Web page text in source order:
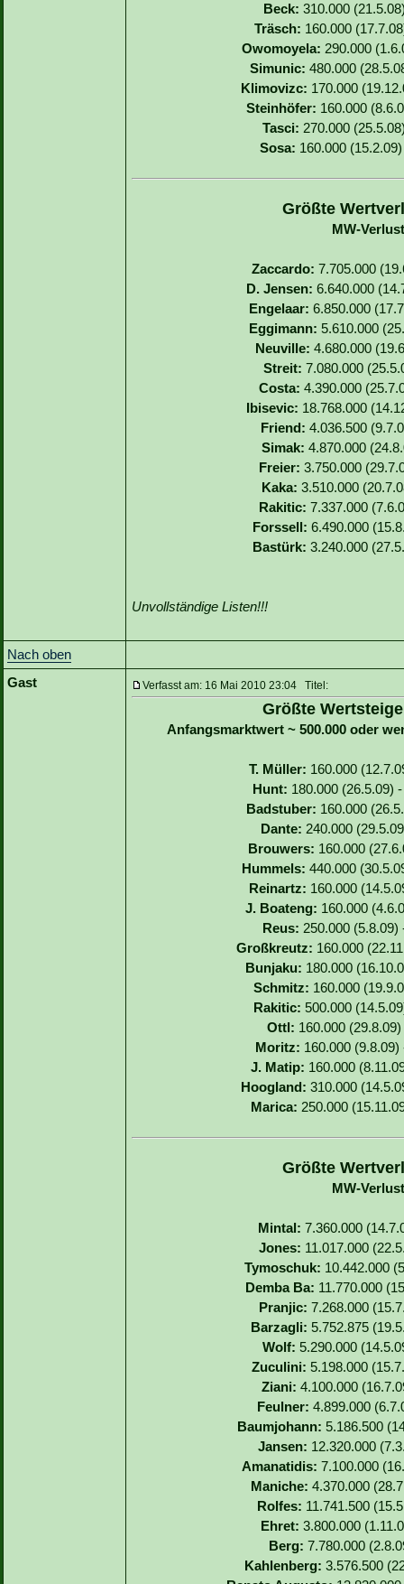
Beck: 310.000
Träsch: 160.000
Owomoyela: 290.000
Simunic: 480.000
Klimovizc: 170.000
Steinhöfer: 160.000
Tasci: 270.000
Sosa: 160.000
Größte
MW-
Zaccardo: 7.705.000
D. Jensen: 6.640.000
Engelaar: 6.850.000
Eggimann: 5.610.000
Neuville: 4.680.000
Streit: 7.080.000
Costa: 4.390.000
Ibisevic: 18.768.000
Friend: 4.036.500
Simak: 4.870.000
Freier: 3.750.000
Kaka: 3.510.000
Rakitic: 7.337.000
Forssell: 6.490.000
Bastürk: 3.240.000
Unvollständige Listen!!!
Nach oben
Gast
Verfasst am: 16 Mai 2010 23:04 Titel:
Größte
Anfangsmarktwert ~ 500.000 oder
T. Müller: 160.000
Hunt: 180.000 (26.5.09)
Badstuber: 160.000
Dante: 240.000
Brouwers: 160.000
Hummels: 440.000
Reinartz: 160.000
J. Boateng: 160.000
Reus: 250.000
Großkreutz: 160.000
Bunjaku: 180.000
Schmitz: 160.000
Rakitic:500.000
Ottl: 160.000
Moritz: 160.000
J. Matip: 160.000
Hoogland: 310.000
Marica: 250.000
Größte
MW-
Mintal: 7.360.000
Jones: 11.017.000
Tymoschuk: 10.442.000
Demba Ba: 11.770.000
Pranjic: 7.268.000
Barzagli:5.752.875
Wolf:5.290.000
Zuculini:5.198.000
Ziani:4.100.000
Feulner: 4.899.000
Baumjohann: 5.186.500
Jansen: 12.320.000
Amanatidis: 7.100.000
Maniche: 4.370.000
Rolfes: 11.741.500
Ehret: 3.800.000
Berg: 7.780.000
Kahlenberg: 3.576.500